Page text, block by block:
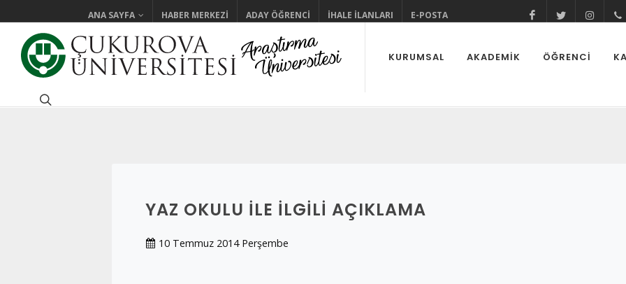
ANA SAYFA HABER MERKEZI ADAY ÖĞRENCI İHALE İLANLARI E-POSTA @cuhabermerkezi
KURUMSAL AKADEMİK ÖĞRENCİ
YAZ OKULU İLE İLGILI AÇIKLAMA
10 Temmuz 2014 Perşembe